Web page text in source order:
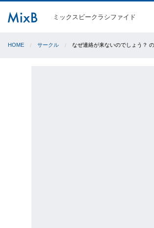
ミックスビークラシファイド
HOME サークル なぜ連絡が来ないのでしょう？